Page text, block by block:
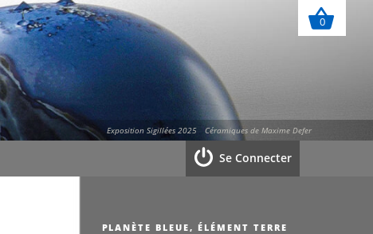
Céramiques de Maxime Defer
Exposition Sigillées 2025
Se Connecter
PLANÈTE BLEUE, ÉLÉMENT TERRE
0